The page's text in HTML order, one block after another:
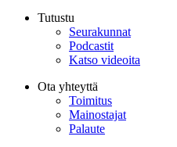
Tutustu
Seurakunnat
Podcastit
Katso videoita
Ota yhteyttä
Toimitus
Mainostajat
Palaute